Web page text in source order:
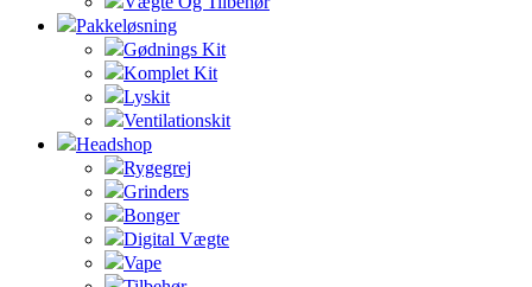
Pakkeløsning
Gødnings Kit
Komplet Kit
Lyskit
Ventilationskit
Headshop
Rygegrej
Grinders
Bonger
Digital Vægte
Vape